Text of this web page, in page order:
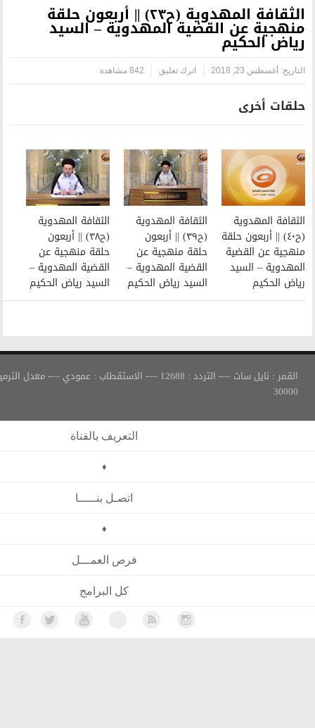
الثقافة المهدوية (ح٢٣) || أربعون حلقة
المهدوية – السيد
اترك تعليق 842 مشاهدة
الثقافة المهدوية
(ح٣٩) || أربعون
حلقة منهجية عن
القضية المهدوية –
السيد رياض الحكيم
الثقافة المهدوية
(ح٣٨) || أربعون
حلقة منهجية عن
القضية المهدوية –
السيد رياض الحكيم
القمر : نايل سات —- التردد : 12688 —- الاستقطاب : عمودي —- معدل الترميز :